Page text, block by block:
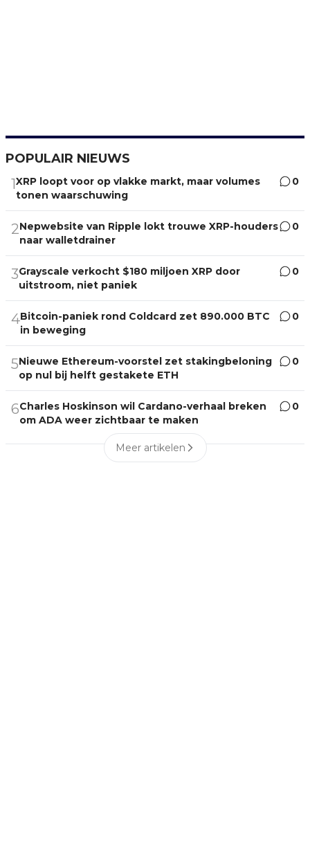
POPULAIR NIEUWS
1XRP loopt voor op vlakke markt, maar volumes
tonen waarschuwing
0
2Nepwebsite van Ripple lokt trouwe XRP-houders
naar walletdrainer
0
3Grayscale verkocht $180 miljoen XRP door
uitstroom, niet paniek
0
4Bitcoin-paniek rond Coldcard zet 890.000 BTC
in beweging
0
5Nieuwe Ethereum-voorstel zet stakingbeloning
op nul bij helft gestakete ETH
0
6Charles Hoskinson wil Cardano-verhaal breken
om ADA weer zichtbaar te maken
0
Meer artikelen